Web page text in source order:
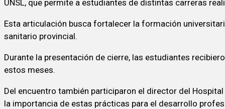
UNSL, que permite a estudiantes de distintas carreras
Esta articulación busca fortalecer la formación
sanitario provincial.
Durante la presentación de cierre, las estudiantes
estos meses.
Del encuentro también participaron el director del
la importancia de estas prácticas para el desarrollo